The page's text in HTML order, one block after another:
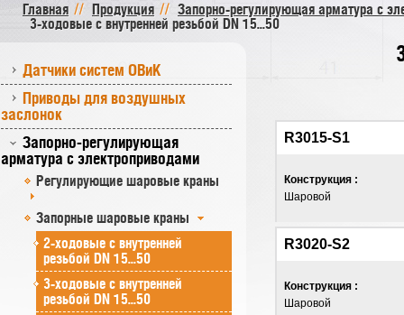
Главная Продукция
Запорно-регулирующая арматура с
3-ходовые с внутренней резьбой DN 15...50
Датчики систем ОВиК
Приводы для воздушных
заслонок
Запорно-регулирующая
арматура с электроприводами
Регулирующие шаровые краны
Запорные шаровые краны
2-ходовые с внутренней
резьбой DN 15...50
3-ходовые с внутренней
резьбой DN 15...50
R3015-S1
Конструкция :
Шаровой
R3020-S2
Конструкция :
Шаровой